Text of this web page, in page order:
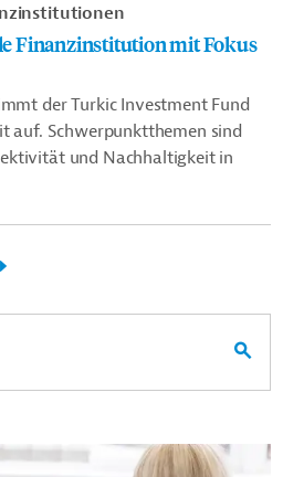
Finanzinstitution mit Fokus
der Turkic Investment Fund
auf. Schwerpunktthemen sind
und Nachhaltigkeit in